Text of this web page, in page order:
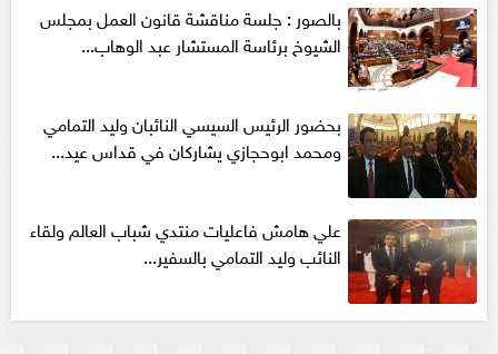
بالصور : جلسة مناقشة قانون العمل بمجلس
الشيوخ برئاسة المستشار عبد الوهاب...
بحضور الرئيس السيسي النائبان وليد التمامي
ومحمد ابوحجازي يشاركان في قداس عيد...
علي هامش فاعليات منتدي شباب العالم ولقاء
النائب وليد التمامي بالسفير...